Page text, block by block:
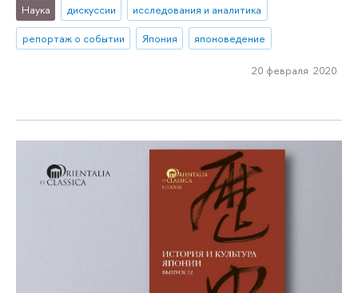
Наука дискуссии
исследования и аналитика
репортаж о событии
Япония японоведение
20 февраля 2020